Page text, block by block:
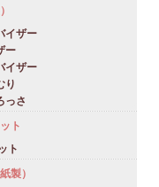
イザー
ー
イザー
り
さ
ト
ト
製）